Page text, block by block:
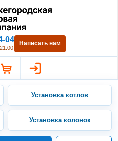
Нижегородская Газовая
04 Написать нам
Установка котлов
Установка колонок